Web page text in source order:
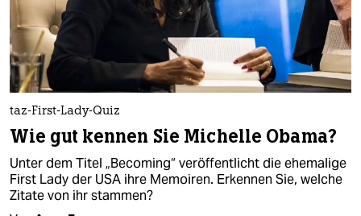
taz-First-Lady-Quiz
Wie gut kennen Sie Michelle Obama?
Unter dem Titel „Becoming“ veröffentlicht die ehemalige
First Lady der USA ihre Memoiren. Erkennen Sie, welche
Zitate von ihr stammen?